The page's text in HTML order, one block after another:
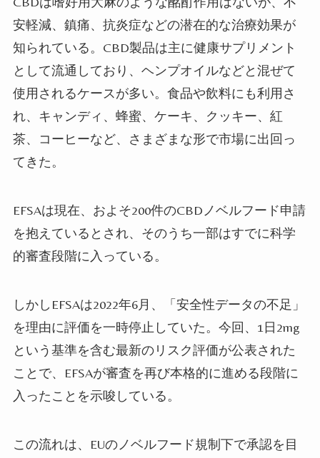
安軽減、鎮痛、抗炎症などの潜在的な治療効果が
知られている。CBD製品は主に健康サプリメント
として流通しており、ヘンプオイルなどと混ぜて
使用されるケースが多い。食品や飲料にも利用さ
れ、キャンディ、蜂蜜、ケーキ、クッキー、紅
茶、コーヒーなど、さまざまな形で市場に出回っ
てきた。
EFSAは現在、およそ200件のCBDノベルフード申請
を抱えているとされ、そのうち一部はすでに科学
的審査段階に入っている。
しかしEFSAは2022年6月、「安全性データの不足」
を理由に評価を一時停止していた。今回、1日2mg
という基準を含む最新のリスク評価が公表された
ことで、EFSAが審査を再び本格的に進める段階に
入ったことを示唆している。
この流れは、EUのノベルフード規制下で承認を目